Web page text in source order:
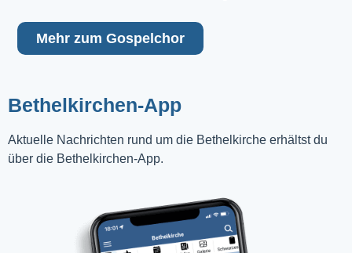
Mehr zum Gospelchor
Bethelkirchen-App
Aktuelle Nachrichten rund um die Bethelkirche erhältst du
über die Bethelkirchen-App.